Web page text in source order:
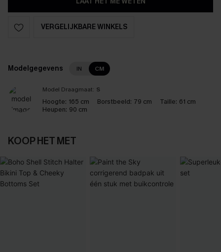
VERGELIJKBARE WINKELS
Modelgegevens IN CM
Model Draagmaat: S
Hoogte: 165 cm Borstbeeld: 79 cm Taille: 61 cm
Heupen: 90 cm
KOOP HET MET